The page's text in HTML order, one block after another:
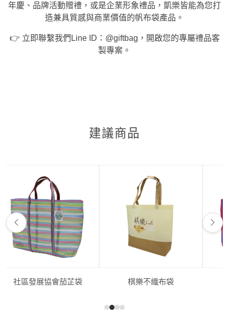
年慶、品牌活動贈禮，或是企業形象禮品，凱樂皆能為您打
造兼具質感與商業價值的帆布袋產品。
👉 立即聯繫我們Line ID：@giftbag，開啟您的專屬禮品客
製專案。
建議商品
社區發展協會茄芷袋 棋樂不織布袋